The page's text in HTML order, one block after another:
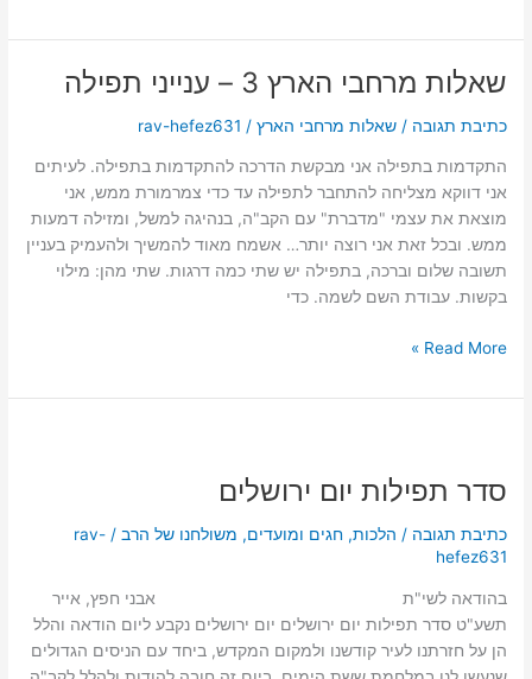
שאלות מרחבי הארץ 3 – ענייני תפילה
כתיבת תגובה /שאלות מרחבי הארץ /
rav-hefez631
התקדמות בתפילה אני מבקשת הדרכה להתקדמות בתפילה. לעיתים
אני דווקא מצליחה להתחבר לתפילה עד כדי צמרמורת ממש, אני
מוצאת את עצמי "מדברת" עם הקב"ה, בנהיגה למשל, ומזילה דמעות
ממש. ובכל זאת אני רוצה יותר… אשמח מאוד להמשיך ולהעמיק בעניין
תשובה שלום וברכה, בתפילה יש שתי כמה דרגות. שתי מהן: מילוי
בקשות. עבודת השם לשמה. כדי
שאלות
הארץ
Read More »
סדר תפילות יום ירושלים
כתיבת תגובה / הלכות,חגים ומועדים, משולחנו של הרב /
rav-
hefez631
בהודאה לשי"ת אבני חפץ, אייר
תשע"ט סדר תפילות יום ירושלים יום ירושלים נקבע ליום הודאה והלל
הן על חזרתנו לעיר קודשנו ולמקום המקדש, ביחד עם הניסים הגדולים
יום